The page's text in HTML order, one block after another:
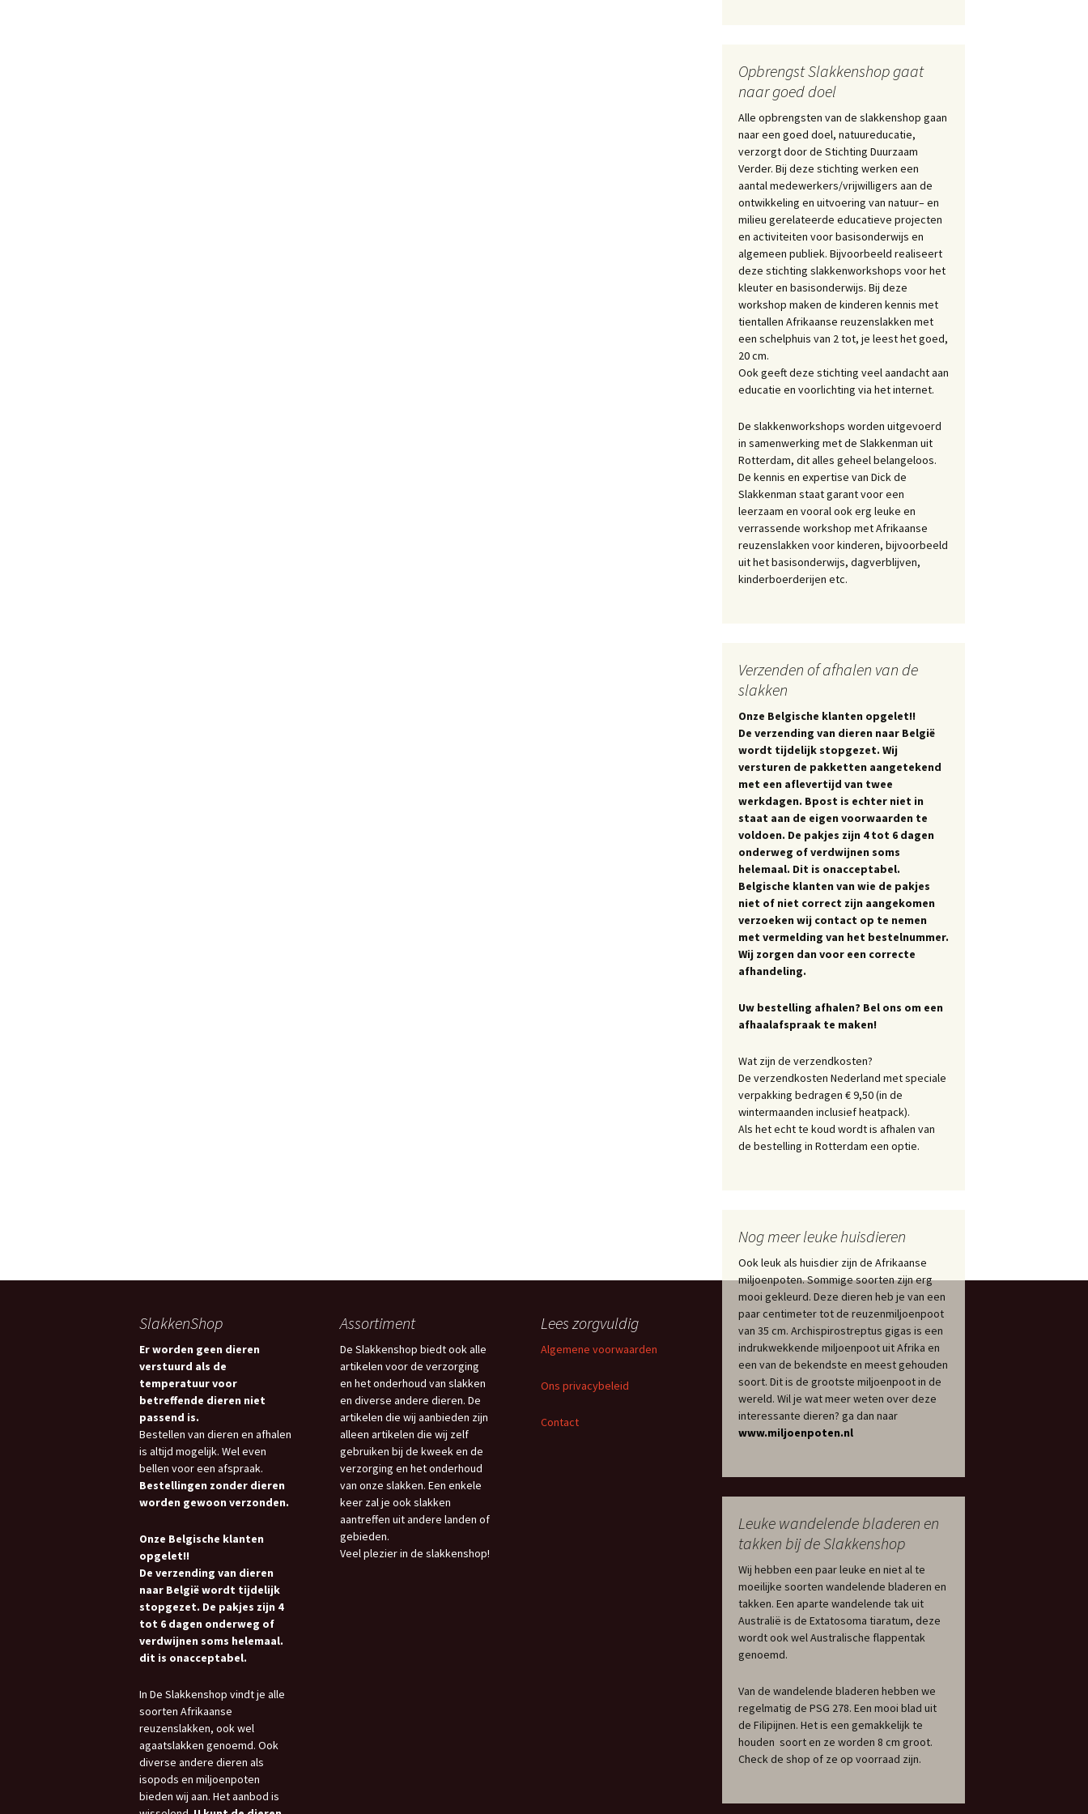
Opbrengst Slakkenshop gaat
naar goed doel
Alle opbrengsten van de slakkenshop gaan
naar een goed doel, natuureducatie,
verzorgt door de Stichting Duurzaam
Verder. Bij deze stichting werken een
aantal medewerkers/vrijwilligers aan de
ontwikkeling en uitvoering van natuur– en
milieu gerelateerde educatieve projecten
en activiteiten voor basisonderwijs en
algemeen publiek. Bijvoorbeeld realiseert
deze stichting slakkenworkshops voor het
kleuter en basisonderwijs. Bij deze
workshop maken de kinderen kennis met
tientallen Afrikaanse reuzenslakken met
een schelphuis van 2 tot, je leest het goed,
20 cm.
Ook geeft deze stichting veel aandacht aan
educatie en voorlichting via het internet.
De slakkenworkshops worden uitgevoerd
in samenwerking met de Slakkenman uit
Rotterdam, dit alles geheel belangeloos.
De kennis en expertise van Dick de
Slakkenman staat garant voor een
leerzaam en vooral ook erg leuke en
verrassende workshop met Afrikaanse
reuzenslakken voor kinderen, bijvoorbeeld
uit het basisonderwijs, dagverblijven,
kinderboerderijen etc.
Verzenden of afhalen van de
slakken
Onze Belgische klanten opgelet!!
De verzending van dieren naar België
wordt tijdelijk stopgezet. Wij
versturen de pakketten aangetekend
met een aflevertijd van twee
werkdagen. Bpost is echter niet in
staat aan de eigen voorwaarden te
voldoen. De pakjes zijn 4 tot 6 dagen
onderweg of verdwijnen soms
helemaal. Dit is onacceptabel.
Belgische klanten van wie de pakjes
niet of niet correct zijn aangekomen
verzoeken wij contact op te nemen
met vermelding van het bestelnummer.
Wij zorgen dan voor een correcte
afhandeling.
Uw bestelling afhalen? Bel ons om een
afhaalafspraak te maken!
Wat zijn de verzendkosten?
De verzendkosten Nederland met speciale
verpakking bedragen € 9,50 (in de
wintermaanden inclusief heatpack).
Als het echt te koud wordt is afhalen van
de bestelling in Rotterdam een optie.
Nog meer leuke huisdieren
Ook leuk als huisdier zijn de Afrikaanse
miljoenpoten. Sommige soorten zijn erg
mooi gekleurd. Deze dieren heb je van een
paar centimeter tot de reuzenmiljoenpoot
van 35 cm. Archispirostreptus gigas is een
indrukwekkende miljoenpoot uit Afrika en
een van de bekendste en meest gehouden
soort. Dit is de grootste miljoenpoot in de
wereld. Wil je wat meer weten over deze
interessante dieren? ga dan naar
www.miljoenpoten.nl
Leuke wandelende bladeren en
takken bij de Slakkenshop
Wij hebben een paar leuke en niet al te
moeilijke soorten wandelende bladeren en
takken. Een aparte wandelende tak uit
Australië is de Extatosoma tiaratum, deze
wordt ook wel Australische flappentak
genoemd.
Van de wandelende bladeren hebben we
regelmatig de PSG 278. Een mooi blad uit
de Filipijnen. Het is een gemakkelijk te
houden soort en ze worden 8 cm groot.
Check de shop of ze op voorraad zijn.
SlakkenShop
Er worden geen dieren
verstuurd als de
temperatuur voor
betreffende dieren niet
passend is.
Bestellen van dieren en afhalen
is altijd mogelijk. Wel even
bellen voor een afspraak.
Bestellingen zonder dieren
worden gewoon verzonden.
Onze Belgische klanten
opgelet!!
De verzending van dieren
naar België wordt tijdelijk
stopgezet. De pakjes zijn 4
tot 6 dagen onderweg of
verdwijnen soms helemaal.
dit is onacceptabel.
In De Slakkenshop vindt je alle
soorten Afrikaanse
reuzenslakken, ook wel
agaatslakken genoemd. Ook
diverse andere dieren als
isopods en miljoenpoten
bieden wij aan. Het aanbod is
Assortiment
De Slakkenshop biedt ook alle
artikelen voor de verzorging
en het onderhoud van slakken
en diverse andere dieren. De
artikelen die wij aanbieden zijn
alleen artikelen die wij zelf
gebruiken bij de kweek en de
verzorging en het onderhoud
van onze slakken. Een enkele
keer zal je ook slakken
aantreffen uit andere landen of
gebieden.
Veel plezier in de slakkenshop!
Lees zorgvuldig
Algemene voorwaarden
Ons privacybeleid
Contact